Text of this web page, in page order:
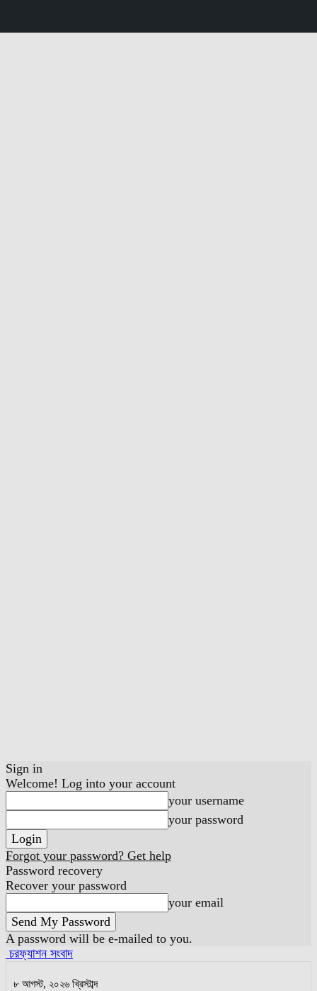
Sign in
Welcome! Log into your account
your username
your password
Forgot your password? Get help
Password recovery
Recover your password
your email
A password will be e-mailed to you.
চরফ্যাশন সংবাদ
৮ আগস্ট, ২০২৬ খ্রিস্টাব্দ